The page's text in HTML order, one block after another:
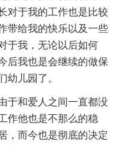
对于我的工作也是比较
带给我的快乐以及一些
于我，无论以后如何
后我也是会继续的做保
幼儿园了。
和爱人之间一直都没
作他也是不那么的稳
，而今也是彻底的决定